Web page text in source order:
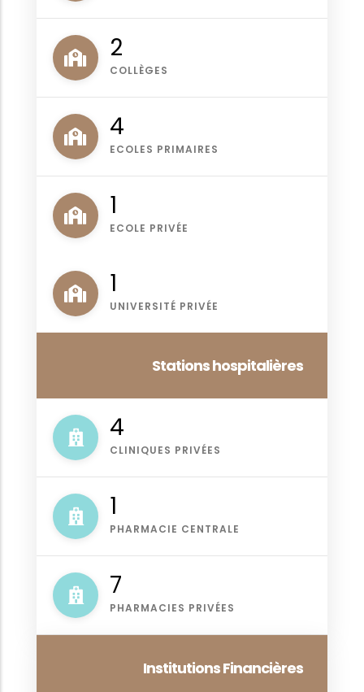
2
COLLÈGES
4
ECOLES PRIMAIRES
1
ECOLE PRIVÉE
1
UNIVERSITÉ PRIVÉE
Stations hospitalières
4
CLINIQUES PRIVÉES
1
PHARMACIE CENTRALE
8
PHARMACIES PRIVÉES
Institutions Financières